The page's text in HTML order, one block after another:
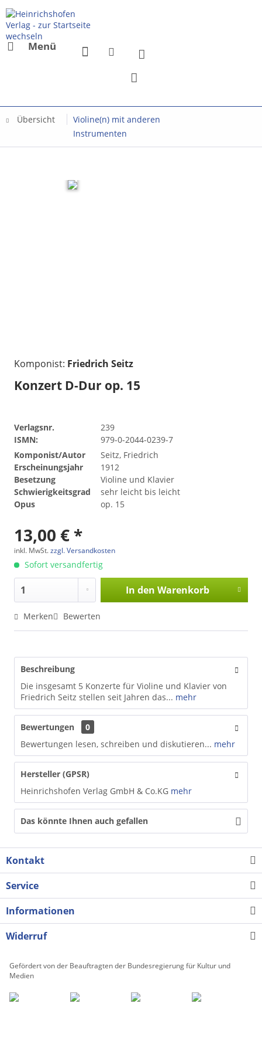
Menü
Übersicht
Violine(n) mit anderen
Instrumenten
Komponist: Friedrich Seitz
Konzert D-Dur op. 15
Verlagsnr.
239
ISMN:
979-0-2044-0239-7
Komponist/Autor
Seitz, Friedrich
Erscheinungsjahr
1912
Besetzung
Violine und Klavier
Schwierigkeitsgrad
sehr leicht bis leicht
Opus
op. 15
13,00 € *
inkl. MwSt.zzgl. Versandkosten
Sofort versandfertig
In den Warenkorb
Merken Bewerten
Beschreibung
Die insgesamt 5 Konzerte für Violine und Klavier von
Friedrich Seitz stellen seit Jahren das... mehr
Bewertungen
0
Bewertungen lesen, schreiben und diskutieren... mehr
Hersteller (GPSR)
Heinrichshofen Verlag GmbH & Co.KG mehr
Das könnte Ihnen auch gefallen
Kontakt
Service
Informationen
Widerruf
Gefördert von der Beauftragten der Bundesregierung für Kultur und
Medien